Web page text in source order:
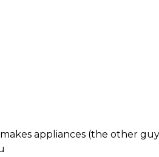
appliances (the other